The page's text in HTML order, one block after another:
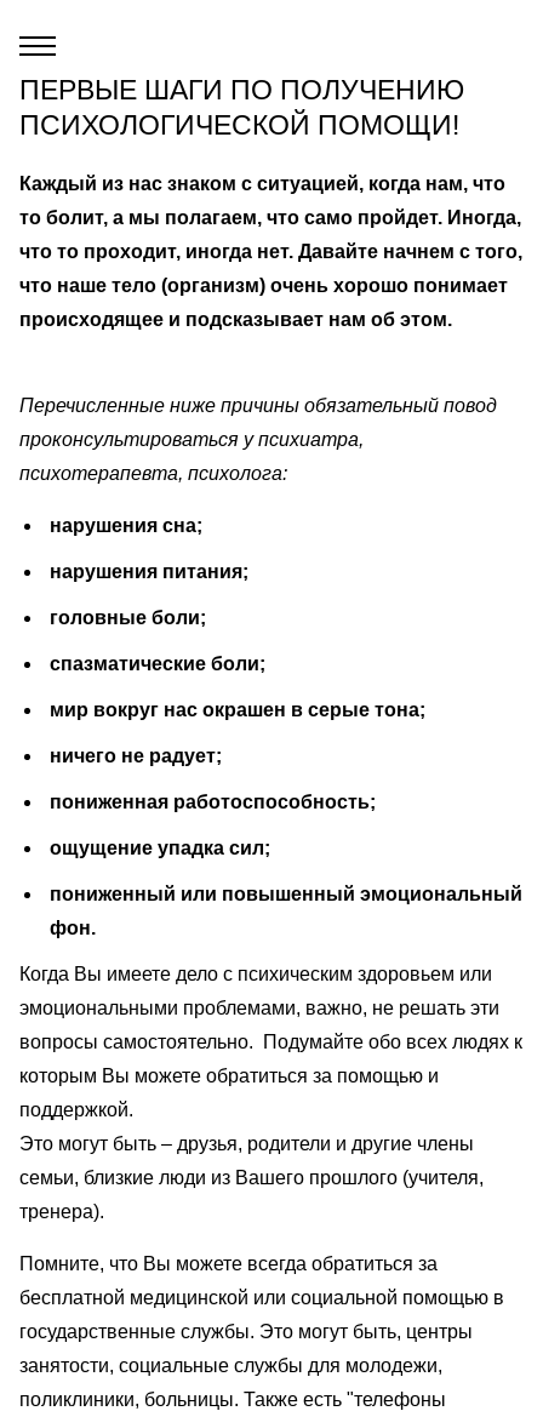
ПЕРВЫЕ ШАГИ ПО ПОЛУЧЕНИЮ
ПСИХОЛОГИЧЕСКОЙ ПОМОЩИ!
Каждый из нас знаком с ситуацией, когда нам, что
то болит, а мы полагаем, что само пройдет. Иногда,
что то проходит, иногда нет. Давайте начнем с того,
что наше тело (организм) очень хорошо понимает
происходящее и подсказывает нам об этом.
Перечисленные ниже причины обязательный повод
проконсультироваться у психиатра,
психотерапевта, психолога:
нарушения сна;
нарушения питания;
головные боли;
спазматические боли;
мир вокруг нас окрашен в серые тона;
ничего не радует;
пониженная работоспособность;
ощущение упадка сил;
пониженный или повышенный эмоциональный
фон.
Когда Вы имеете дело с психическим здоровьем или
эмоциональными проблемами, важно, не решать эти
вопросы самостоятельно. Подумайте обо всех людях к
которым Вы можете обратиться за помощью и
поддержкой.
Это могут быть – друзья, родители и другие члены
семьи, близкие люди из Вашего прошлого (учителя,
тренера).
Помните, что Вы можете всегда обратиться за
бесплатной медицинской или социальной помощью в
государственные службы. Это могут быть, центры
занятости, социальные службы для молодежи,
поликлиники, больницы. Также есть "телефоны